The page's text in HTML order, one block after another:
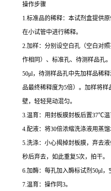
操作步骤
1.标准品的稀释：本试剂盒提供
在小试管中进行稀释。
2.加样：分别设空白孔（空白对
作相同）、标准孔、待测样品孔
50μl，待测样品孔中先加样品稀释
品最终稀释度为5倍）。加样将样
壁，轻轻晃动混匀。
3.温育：用封板膜封板后置37℃温
4.配液：将30倍浓缩洗涤液用蒸
5.洗涤：小心揭掉封板膜，弃去
秒后弃去，如此重复5次，拍干。
6.加酶：每孔加入酶标试剂 50μl，
7.温育：操作同 3。